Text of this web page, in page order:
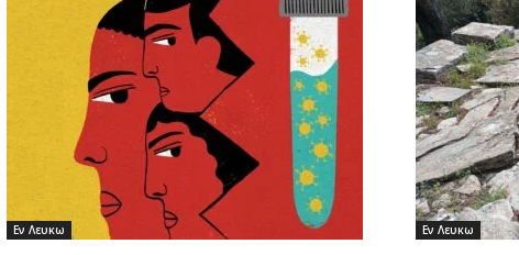
Εν Λευκω Εν Λευκω